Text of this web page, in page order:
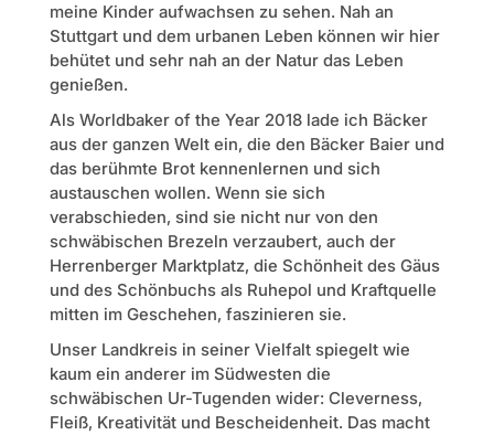
meine Kinder aufwachsen zu sehen. Nah an
Stuttgart und dem urbanen Leben können wir hier
behütet und sehr nah an der Natur das Leben
genießen.
Als Worldbaker of the Year 2018 lade ich Bäcker
aus der ganzen Welt ein, die den Bäcker Baier und
das berühmte Brot kennenlernen und sich
austauschen wollen. Wenn sie sich
verabschieden, sind sie nicht nur von den
schwäbischen Brezeln verzaubert, auch der
Herrenberger Marktplatz, die Schönheit des Gäus
und des Schönbuchs als Ruhepol und Kraftquelle
mitten im Geschehen, faszinieren sie.
Unser Landkreis in seiner Vielfalt spiegelt wie
kaum ein anderer im Südwesten die
schwäbischen Ur-Tugenden wider: Cleverness,
Fleiß, Kreativität und Bescheidenheit. Das macht